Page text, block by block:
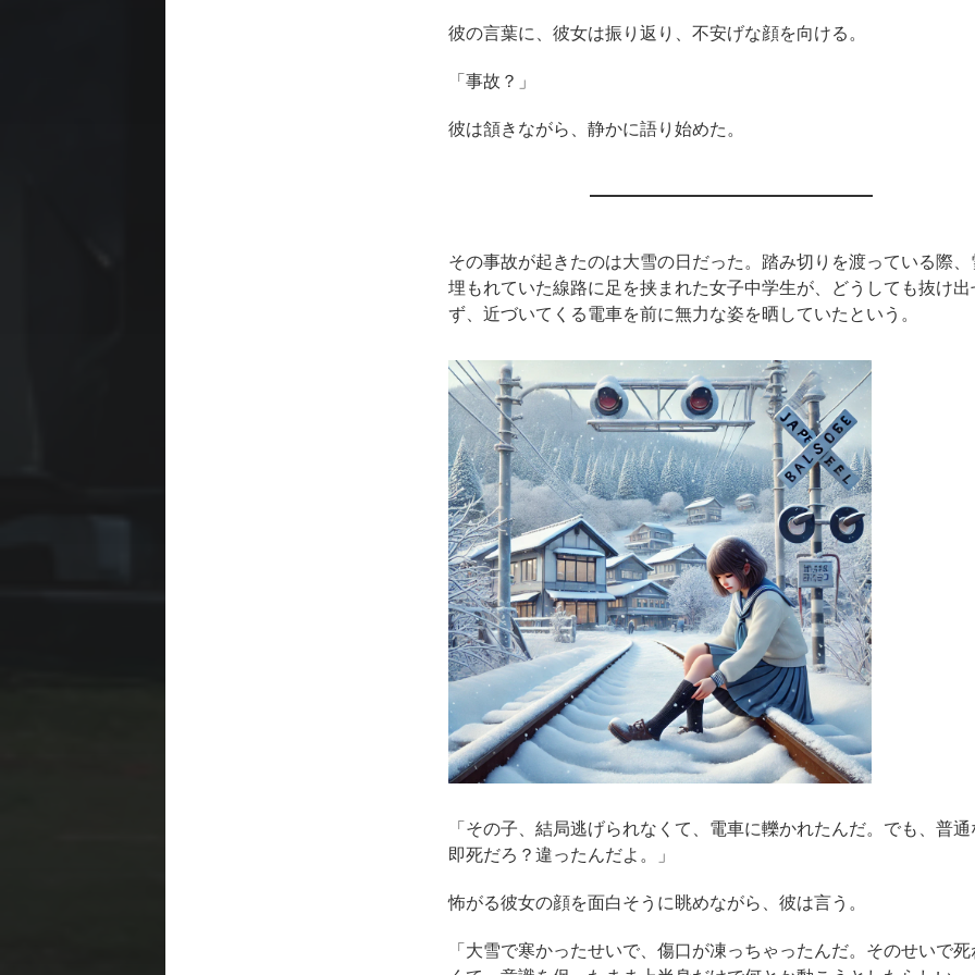
彼の言葉に、彼女は振り返り、不安げな顔を向ける。
「事故？」
彼は頷きながら、静かに語り始めた。
その事故が起きたのは大雪の日だった。踏み切りを渡っている際、
埋もれていた線路に足を挟まれた女子中学生が、どうしても抜け出
ず、近づいてくる電車を前に無力な姿を晒していたという。
「その子、結局逃げられなくて、電車に轢かれたんだ。でも、普
即死だろ？違ったんだよ。」
怖がる彼女の顔を面白そうに眺めながら、彼は言う。
「大雪で寒かったせいで、傷口が凍っちゃったんだ。そのせいで